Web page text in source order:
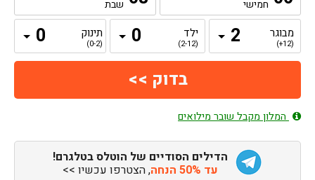
חמישי שבת
מבוגר
(12+)
ילד
(2-12)
תינוק
(0-2)
המלון מקבל שובר מילואים
הדילים הסודיים של הוטלס בטלגרם!
עד 50% הנחה , הצטרפו עכשיו >>